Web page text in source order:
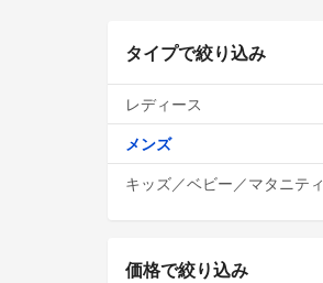
タイプで絞り込み
レディース
メンズ
キッズ／ベビー／マタニティ
価格で絞り込み